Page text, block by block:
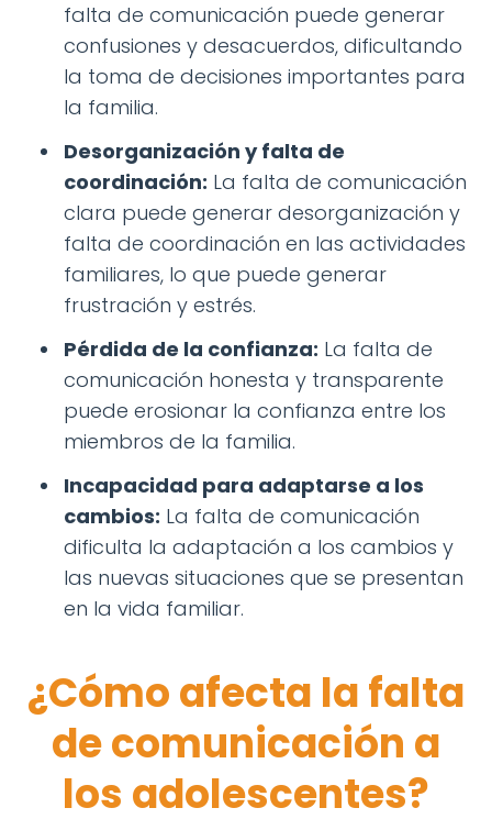
falta de comunicación puede generar
confusiones y desacuerdos, dificultando
la toma de decisiones importantes para
la familia.
Desorganización y falta de
coordinación: La falta de comunicación
clara puede generar desorganización y
falta de coordinación en las actividades
familiares, lo que puede generar
frustración y estrés.
Pérdida de la confianza: La falta de
comunicación honesta y transparente
puede erosionar la confianza entre los
miembros de la familia.
Incapacidad para adaptarse a los
cambios: La falta de comunicación
dificulta la adaptación a los cambios y
las nuevas situaciones que se presentan
en la vida familiar.
¿Cómo afecta la falta
de comunicación a
los adolescentes?